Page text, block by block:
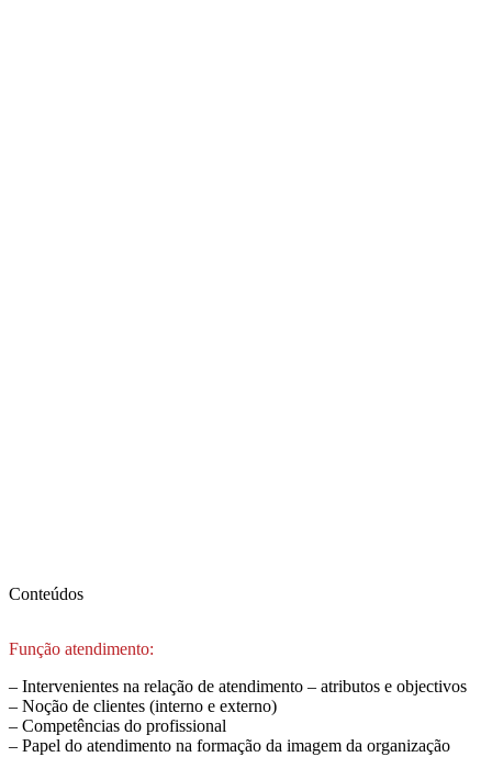
Conteúdos
Função atendimento:
– Intervenientes na relação de atendimento – atributos e objectivos
– Noção de clientes (interno e externo)
– Competências do profissional
– Papel do atendimento na formação da imagem da organização